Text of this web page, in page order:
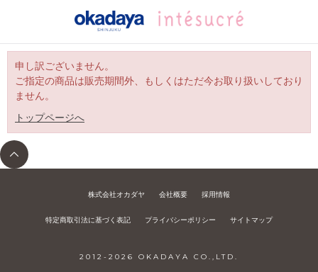
申し訳ございません。
ご指定の商品は販売期間外、もしくはただ今お取り扱いしており
ません。
トップページへ
株式会社オカダヤ 会社概要 採用情報
特定商取引法に基づく表記 プライバシーポリシー サイトマップ
2012- 2026 OKADAYA CO.,LTD.